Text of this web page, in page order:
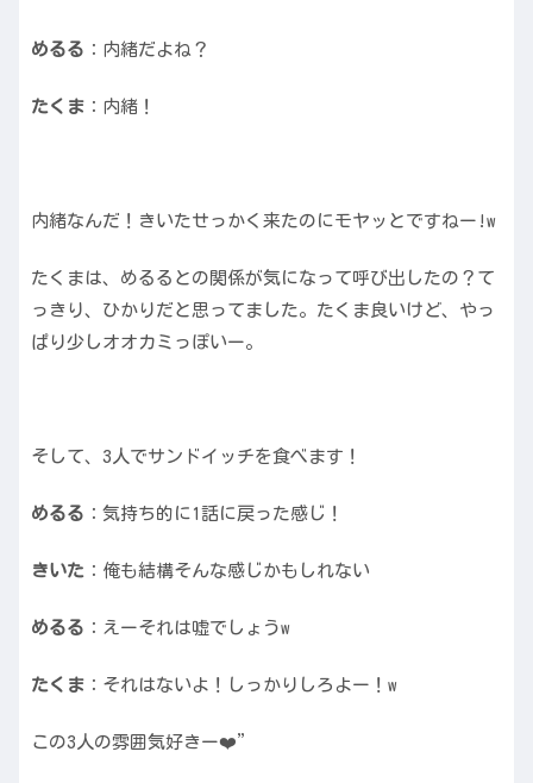
めるる ：内緒だよね？
たくま ：内緒！
内緒なんだ！きいたせっかく来たのにモヤッとですねー!w
たくまは、めるるとの関係が気になって呼び出したの？て
っきり、ひかりだと思ってました。たくま良いけど、やっ
ぱり少しオオカミっぽいー。
そして、3人でサンドイッチを食べます！
めるる ：気持ち的に1話に戻った感じ！
きいた ：俺も結構そんな感じかもしれない
めるる ：えーそれは嘘でしょうw
たくま ：それはないよ！しっかりしろよー！w
この3人の雰囲気好きー❤️”